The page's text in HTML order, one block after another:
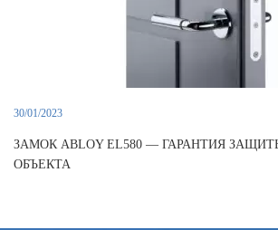
30/01/2023
ЗАМОК ABLOY EL580 — ГАРАНТИЯ
ОБЪЕКТА